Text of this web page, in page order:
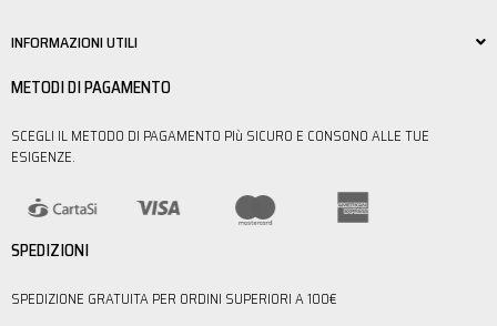
INFORMAZIONI UTILI
METODI DI PAGAMENTO
SCEGLI IL METODO DI PAGAMENTO PIù SICURO E CONSONO ALLE TUE
ESIGENZE.
SPEDIZIONI
SPEDIZIONE GRATUITA PER ORDINI SUPERIORI A 100€